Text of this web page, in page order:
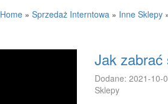
Home » Sprzedaż Interntowa » Inne Sklepy
Jak zabrać
Dodane: 2021-10-
Sklepy